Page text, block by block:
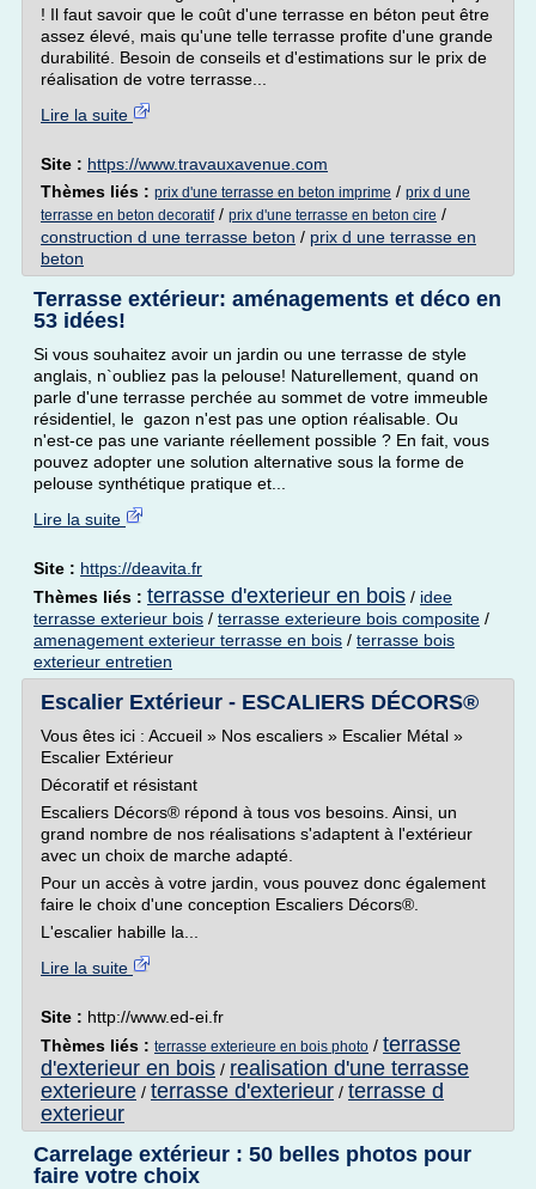
! Il faut savoir que le coût d'une terrasse en béton peut être
assez élevé, mais qu'une telle terrasse profite d'une grande
durabilité. Besoin de conseils et d'estimations sur le prix de
réalisation de votre terrasse...
Lire la suite
Site : https://www.travauxavenue.com
Thèmes liés : prix d'une terrasse en beton imprime / prix d une
terrasse en beton decoratif/ prix d'une terrasse en beton cire /
construction d une terrasse beton / prix d une terrasse en
beton
Terrasse extérieur: aménagements et déco en
53 idées!
Si vous souhaitez avoir un jardin ou une terrasse de style
anglais, n`oubliez pas la pelouse! Naturellement, quand on
parle d'une terrasse perchée au sommet de votre immeuble
résidentiel, le gazon n'est pas une option réalisable. Ou
n'est-ce pas une variante réellement possible ? En fait, vous
pouvez adopter une solution alternative sous la forme de
pelouse synthétique pratique et...
Lire la suite
Site : https://deavita.fr
Thèmes liés : terrasse d'exterieur en bois / idee
terrasse exterieur bois / terrasse exterieure bois composite /
amenagement exterieur terrasse en bois / terrasse bois
exterieur entretien
Escalier Extérieur - ESCALIERS DÉCORS®
Vous êtes ici : Accueil » Nos escaliers » Escalier Métal »
Escalier Extérieur
Décoratif et résistant
Escaliers Décors® répond à tous vos besoins. Ainsi, un
grand nombre de nos réalisations s'adaptent à l'extérieur
avec un choix de marche adapté.
Pour un accès à votre jardin, vous pouvez donc également
faire le choix d'une conception Escaliers Décors®.
L'escalier habille la...
Lire la suite
Site : http://www.ed-ei.fr
Thèmes liés : terrasse exterieure en bois photo / terrasse
d'exterieur en bois / realisation d'une terrasse
exterieure / terrasse d'exterieur / terrasse d
exterieur
Carrelage extérieur : 50 belles photos pour
faire votre choix